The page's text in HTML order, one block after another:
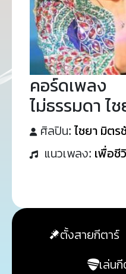
คอร์ดเพลง
ไม่ธรรมดา ไ
ศิลปิน: ไชยา มิตร
แนวเพลง: เพื่อชี
ตั้งสายกีตาร์
เล่น